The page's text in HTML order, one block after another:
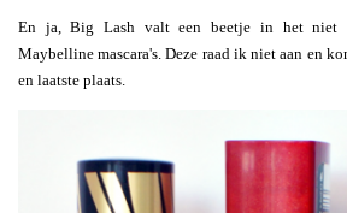
En ja, Big Lash valt een beetje in het niet
Maybelline mascara's. Deze raad ik niet aan en
en laatste plaats.